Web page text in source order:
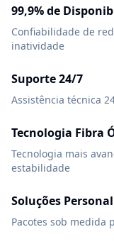
99,9% de
Confiabilidade de
inatividade
Suporte 24/7
Assistência técnica
Tecnologia Fibra
Tecnologia mais
estabilidade
Soluções
Pacotes sob medida